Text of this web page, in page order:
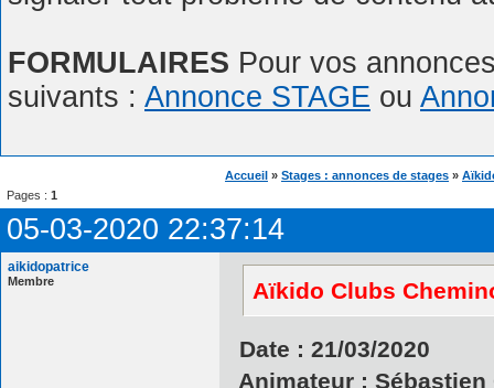
FORMULAIRES Pour vos
suivants : Annonce STAGE ou
Accueil » Stages : annonces de stages »
Pages : 1
05-03-2020 22:37:14
aikidopatrice
Membre Aïkido Clubs
Date : 21/03/2020
Animateur :